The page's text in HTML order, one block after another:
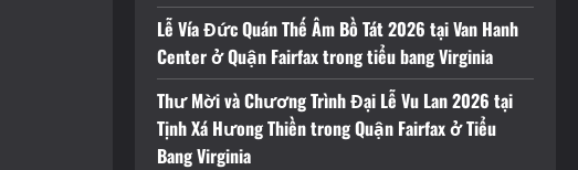
Lễ Vía Đức Quán Thế Âm Bồ Tát 2026 tại Van Hanh
Center ở Quận Fairfax trong tiểu bang Virginia
Thư Mời và Chương Trình Đại Lễ Vu Lan 2026 tại
Tịnh Xá Hưong Thiền trong Quận Fairfax ở Tiểu
Bang Virginia